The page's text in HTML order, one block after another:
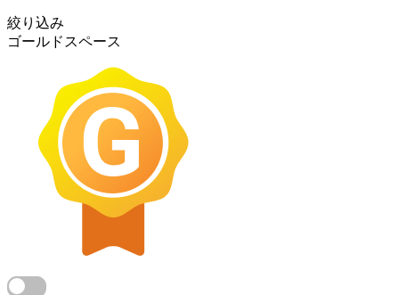
絞り込み
ゴールドスペース